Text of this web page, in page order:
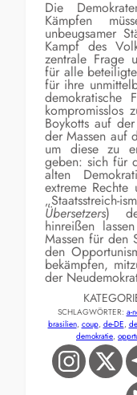
Die
Kämpfen
unbeugsamer
Kampf des
zentrale Frage
für alle
für ihre
demokratische
kompromisslos
Boykotts auf
der Massen auf
um diese zu
geben: sich für
alten
extreme
Übersetzers)
hinreißen
Massen für den
den
bekämpfen,
der
SCHLAGWÖRTER: a-
brasilien, coup, de-DE,
demokratie,